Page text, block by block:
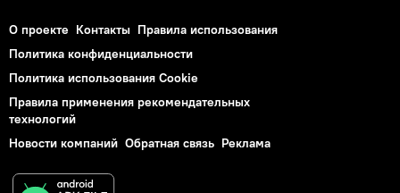
О проекте Контакты Правила использования
Политика конфиденциальности
Политика использования Cookie
Правила применения рекомендательных
технологий
Новости компаний Обратная связь Реклама